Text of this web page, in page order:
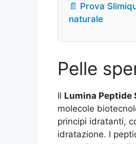
📄 Prova
naturale
Pelle
Il Lumina Peptide
molecole
principi idratanti,
idratazione. I